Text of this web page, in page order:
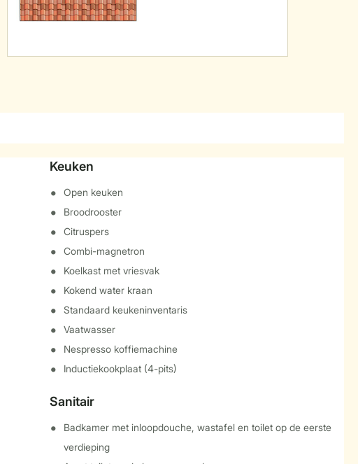
Keuken
Open keuken
Broodrooster
Citruspers
Combi-magnetron
Koelkast met vriesvak
Kokend water kraan
Standaard keukeninventaris
Vaatwasser
Nespresso koffiemachine
Inductiekookplaat (4-pits)
Sanitair
Badkamer met inloopdouche, wastafel en toilet op de eerste
verdieping